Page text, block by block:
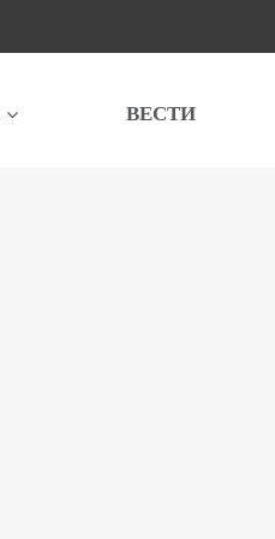
ВЕСТИ